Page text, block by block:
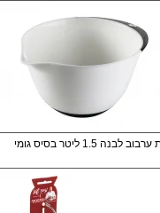
לבנה 1.5 ליטר בסיס גומי